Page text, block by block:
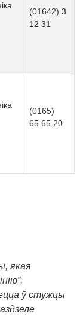
(01642) 3
12 31
(0165)
65 65 20
якая
ў стужцы